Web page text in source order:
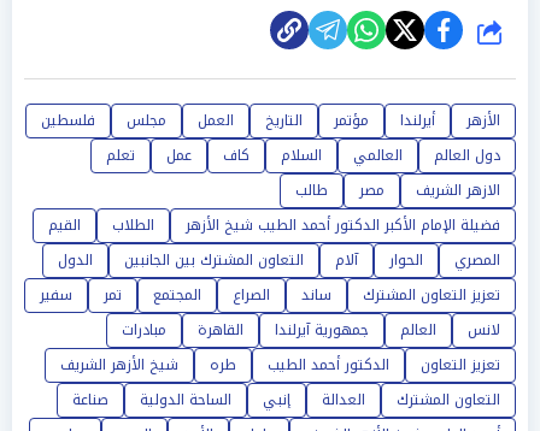
شارك
الأزهر أيرلندا مؤتمر التاريخ العمل مجلس
فلسطين
دول العالم
العالمي السلام كاف عمل
تعلم
الازهر الشريف
مصر
طالب
فضيلة الإمام الأكبر الدكتور أحمد الطيب شيخ الأزهر
الطلاب
القيم
المصري
الحوار آلام التعاون المشترك بين الجانبين
الدول
تعزيز التعاون المشترك
ساند الصراع المجتمع تمر
سفير
لانس
العالم جمهورية آيرلندا القاهرة
مبادرات
تعزيز التعاون
الدكتور أحمد الطيب طره
شيخ الأزهر الشريف
التعاون المشترك
العدالة إنبي الساحة الدولية
صناعة